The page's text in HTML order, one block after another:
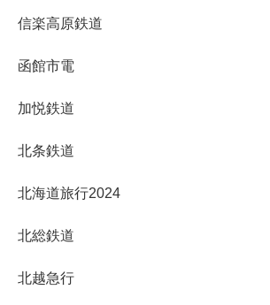
信楽高原鉄道
函館市電
加悦鉄道
北条鉄道
北海道旅行2024
北総鉄道
北越急行